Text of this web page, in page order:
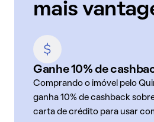
mais
Ganhe 10% de
Comprando o imóvel pelo
ganha 10% de cashback
carta de crédito para usar